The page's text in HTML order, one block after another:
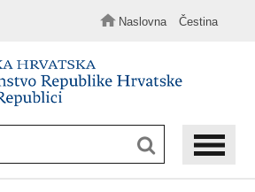
Naslovna Čestina